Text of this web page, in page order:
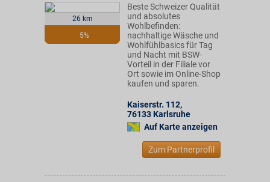
26 km
5%
Beste Schweizer Qualität
und absolutes
Wohlbefinden:
nachhaltige Wäsche und
Wohlfühlbasics für Tag
und Nacht mit BSW-
Vorteil in der Filiale vor
Ort sowie im Online-Shop
kaufen und sparen.
Kaiserstr. 112,
76133 Karlsruhe
Auf Karte anzeigen
Zum Partnerprofil